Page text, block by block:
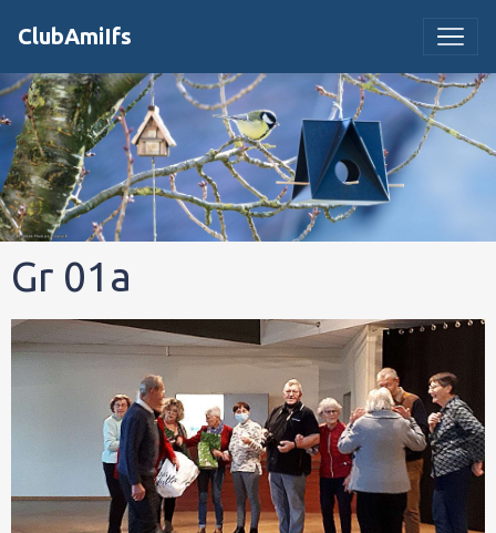
ClubAmiIfs
Gr 01a